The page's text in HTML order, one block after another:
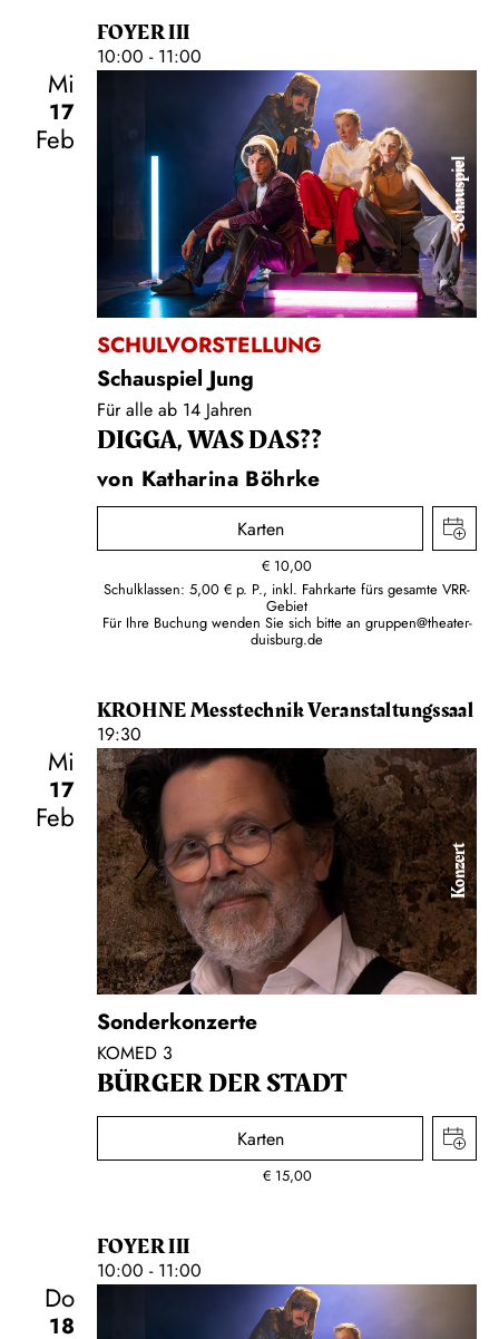
FOYER III
10:00 - 11:00
Mi
17
Feb
Schauspiel
SCHULVORSTELLUNG
Schauspiel Jung
Für alle ab 14 Jahren
DIGGA, WAS DAS??
von Katharina Böhrke
Karten
€ 10,00
Schulklassen: 5,00 € p. P., inkl. Fahrkarte fürs gesamte VRR-
Gebiet
Für Ihre Buchung wenden Sie sich bitte an gruppen@theater-
duisburg.de
KROHNE Messtechnik Veranstaltungssaal
19:30
Mi
17
Feb
Konzert
Sonderkonzerte
KOMED 3
BÜRGER DER STADT
Karten
€ 15,00
FOYER III
10:00 - 11:00
Do
18